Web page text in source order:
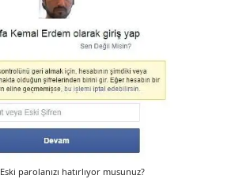
Eski parolanızı hatırlıyor musunuz?